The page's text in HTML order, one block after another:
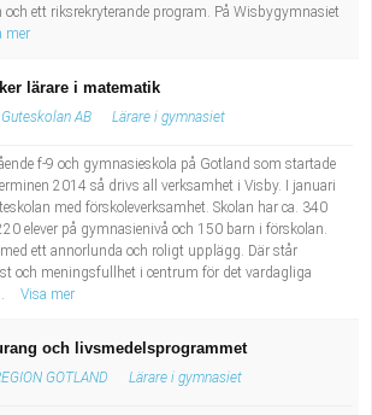
ett riksrekryterande program. På Wisbygymnasiet
mer
lärare i matematik
Guteskolan AB Lärare i gymnasiet
f-9 och gymnasieskola på Gotland som startade
2014 så drivs all verksamhet i Visby. I januari
med förskoleverksamhet. Skolan har ca. 340
elever på gymnasienivå och 150 barn i förskolan.
ett annorlunda och roligt upplägg. Där står
och meningsfullhet i centrum för det vardagliga
Visa mer
och livsmedelsprogrammet
GOTLAND Lärare i gymnasiet